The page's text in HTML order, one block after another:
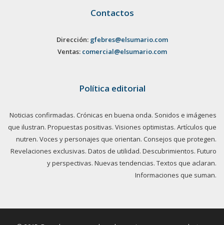
Contactos
Dirección: gfebres@elsumario.com
Ventas: comercial@elsumario.com
Política editorial
Noticias confirmadas. Crónicas en buena onda. Sonidos e imágenes
que ilustran. Propuestas positivas. Visiones optimistas. Artículos que
nutren. Voces y personajes que orientan. Consejos que protegen.
Revelaciones exclusivas. Datos de utilidad. Descubrimientos. Futuro
y perspectivas. Nuevas tendencias. Textos que aclaran.
Informaciones que suman.